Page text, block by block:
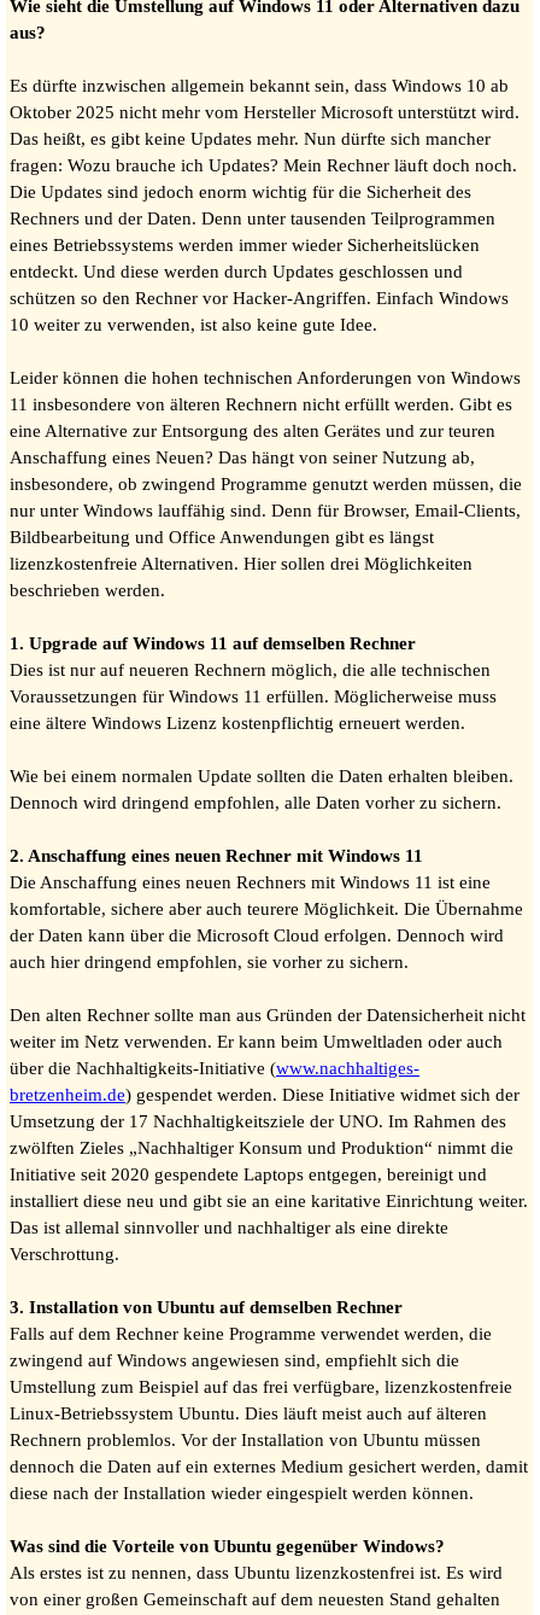
Wie sieht die Umstellung auf Windows 11 oder Alternativen dazu
aus?
Es dürfte inzwischen allgemein bekannt sein, dass Windows 10 ab
Oktober 2025 nicht mehr vom Hersteller Microsoft unterstützt wird.
Das heißt, es gibt keine Updates mehr. Nun dürfte sich mancher
fragen: Wozu brauche ich Updates? Mein Rechner läuft doch noch.
Die Updates sind jedoch enorm wichtig für die Sicherheit des
Rechners und der Daten. Denn unter tausenden Teilprogrammen
eines Betriebssystems werden immer wieder Sicherheitslücken
entdeckt. Und diese werden durch Updates geschlossen und
schützen so den Rechner vor Hacker-Angriffen. Einfach Windows
10 weiter zu verwenden, ist also keine gute Idee.
Leider können die hohen technischen Anforderungen von Windows
11 insbesondere von älteren Rechnern nicht erfüllt werden. Gibt es
eine Alternative zur Entsorgung des alten Gerätes und zur teuren
Anschaffung eines Neuen? Das hängt von seiner Nutzung ab,
insbesondere, ob zwingend Programme genutzt werden müssen, die
nur unter Windows lauffähig sind. Denn für Browser, Email-Clients,
Bildbearbeitung und Office Anwendungen gibt es längst
lizenzkostenfreie Alternativen. Hier sollen drei Möglichkeiten
beschrieben werden.
1. Upgrade auf Windows 11 auf demselben Rechner
Dies ist nur auf neueren Rechnern möglich, die alle technischen
Voraussetzungen für Windows 11 erfüllen. Möglicherweise muss
eine ältere Windows Lizenz kostenpflichtig erneuert werden.
Wie bei einem normalen Update sollten die Daten erhalten bleiben.
Dennoch wird dringend empfohlen, alle Daten vorher zu sichern.
2. Anschaffung eines neuen Rechner mit Windows 11
Die Anschaffung eines neuen Rechners mit Windows 11 ist eine
komfortable, sichere aber auch teurere Möglichkeit. Die Übernahme
der Daten kann über die Microsoft Cloud erfolgen. Dennoch wird
auch hier dringend empfohlen, sie vorher zu sichern.
Den alten Rechner sollte man aus Gründen der Datensicherheit nicht
weiter im Netz verwenden. Er kann beim Umweltladen oder auch
über die Nachhaltigkeits-Initiative (www.nachhaltiges-
bretzenheim.de) gespendet werden. Diese Initiative widmet sich der
Umsetzung der 17 Nachhaltigkeitsziele der UNO. Im Rahmen des
zwölften Zieles „Nachhaltiger Konsum und Produktion“ nimmt die
Initiative seit 2020 gespendete Laptops entgegen, bereinigt und
installiert diese neu und gibt sie an eine karitative Einrichtung weiter.
Das ist allemal sinnvoller und nachhaltiger als eine direkte
Verschrottung.
3. Installation von Ubuntu auf demselben Rechner
Falls auf dem Rechner keine Programme verwendet werden, die
zwingend auf Windows angewiesen sind, empfiehlt sich die
Umstellung zum Beispiel auf das frei verfügbare, lizenzkostenfreie
Linux-Betriebssystem Ubuntu. Dies läuft meist auch auf älteren
Rechnern problemlos. Vor der Installation von Ubuntu müssen
dennoch die Daten auf ein externes Medium gesichert werden, damit
diese nach der Installation wieder eingespielt werden können.
Was sind die Vorteile von Ubuntu gegenüber Windows?
Als erstes ist zu nennen, dass Ubuntu lizenzkostenfrei ist. Es wird
von einer großen Gemeinschaft auf dem neuesten Stand gehalten